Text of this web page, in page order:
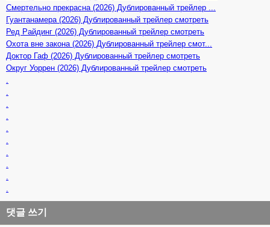
Смертельно прекрасна (2026) Дублированный трейлер ...
Гуантанамера (2026) Дублированный трейлер смотреть
Ред Райдинг (2026) Дублированный трейлер смотреть
Охота вне закона (2026) Дублированный трейлер смот...
Доктор Гаф (2026) Дублированный трейлер смотреть
Округ Уоррен (2026) Дублированный трейлер смотреть
댓글 쓰기